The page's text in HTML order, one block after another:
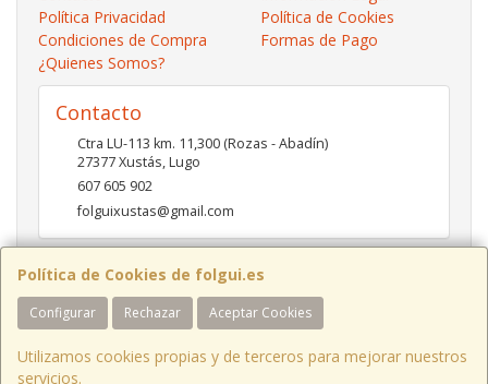
Política de Cookies de folgui.es
Configurar Rechazar Aceptar Cookies
Utilizamos cookies propias y de terceros para mejorar nuestros
servicios.
Política Privacidad
Política de Cookies
Condiciones de Compra
Formas de Pago
¿Quienes Somos?
Contacto
Ctra LU-113 km. 11,300 (Rozas - Abadín)
27377Xustás,Lugo
607 605 902
folguixustas@gmail.com
Horario
Lunes a viernes de 10:00 a 14:00 y de 16:00 a 20:00.
Sábados de 10:00 a 14:00 y de 16:00 a 19:00